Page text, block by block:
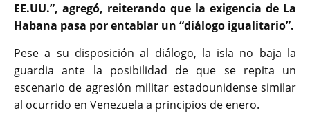
EE.UU.”, agregó, reiterando que la exigencia de La
Habana pasa por entablar un “diálogo igualitario”.
Pese a su disposición al diálogo, la isla no baja la
guardia ante la posibilidad de que se repita un
escenario de agresión militar estadounidense similar
al ocurrido en Venezuela a principios de enero.